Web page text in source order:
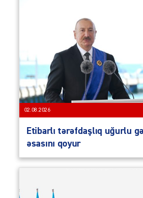
02.08.2026
Etibarlı tərəfdaşlıq uğurlu
əsasını qoyur